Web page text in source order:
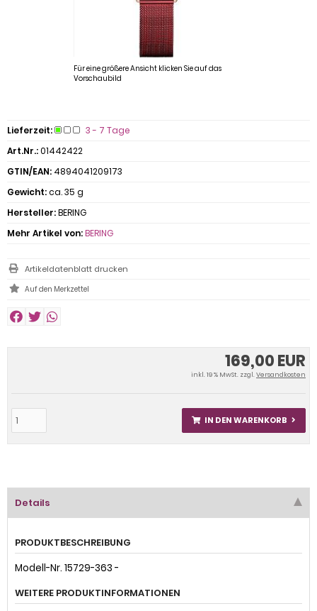
Für eine größere Ansicht klicken Sie auf das
Vorschaubild
169,00 EUR
inkl. 19 % MwSt. zzgl.Versandkosten
IN DEN WARENKORB
Lieferzeit:
3 - 7 Tage
Art.Nr.:01442422
GTIN/EAN: 4894041209173
Gewicht:ca. 35 g
Hersteller:BERING
Mehr Artikel von:BERING
Artikeldatenblatt drucken
Details
PRODUKTBESCHREIBUNG
Modell-Nr. 15729-363 -
WEITERE PRODUKTINFORMATIONEN